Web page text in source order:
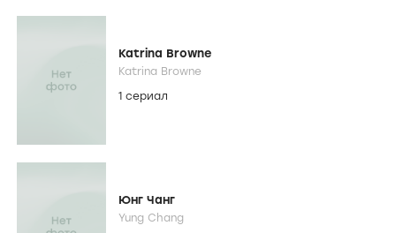
Katrina Browne
Katrina Browne
1 сериал
Юнг Чанг
Yung Chang